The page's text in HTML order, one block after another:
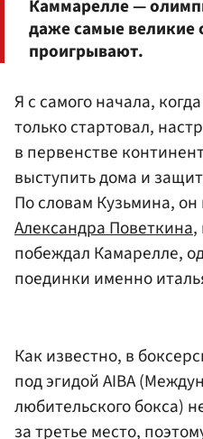
Каммарелле —
даже самые великие
проигрывают.
Я с самого начала,
только стартовал,
в первенстве
выступить дома и
По словам Кузьмина, он
Александра Поветкина,
побеждал Камарелле,
поединки именно
Как известно, в
под эгидой AIBA
любительского бокса)
за третье место,